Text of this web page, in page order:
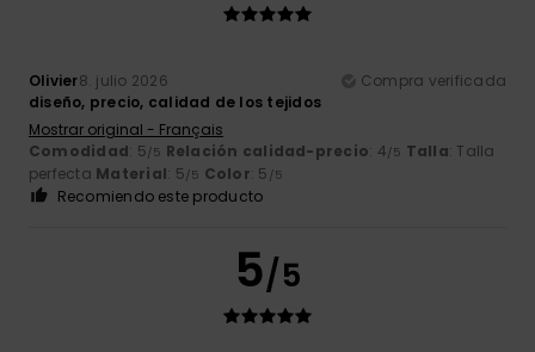
Olivier8. julio 2026
Compra verificada
diseño, precio, calidad de los tejidos
Mostrar original - Français
Comodidad: 5/5 Relación calidad-precio: 4/5 Talla: Talla
perfecta Material: 5/5 Color: 5 /5
Recomiendo este producto
5/5